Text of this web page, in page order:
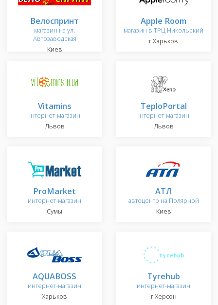
Велоспринт
магазин на ул.
Автозаводская
Киев
Apple Room
магазин в ТРЦ Никольский
г.Харьков
Vitamins
інтернет-магазин
Львов
TeploPortal
інтернет-магазин
Львов
ProMarket
интернет-магазин
Сумы
АТЛ
автоцентр на Полярной
Киев
AQUABOSS
интернет-магазин
Харьков
Tyrehub
интернет-магазин
г.Херсон